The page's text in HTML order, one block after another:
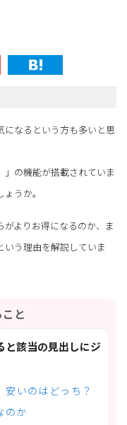
になるという方も多いと思
の機能が搭載されていま
うか。
よりお得になるのか、ま
う理由を解説していま
と
と該当の見出しにジ
いのはどっち？
のか